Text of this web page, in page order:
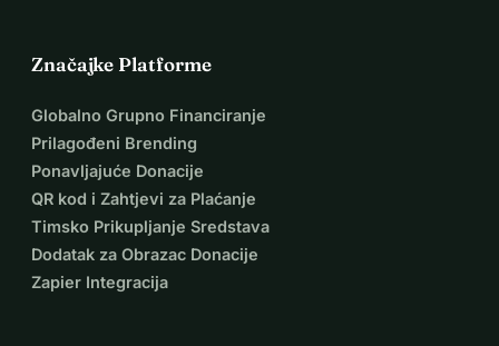
Značajke Platforme
Globalno Grupno Financiranje
Prilagođeni Brending
Ponavljajuće Donacije
QR kod i Zahtjevi za Plaćanje
Timsko Prikupljanje Sredstava
Dodatak za Obrazac Donacije
Zapier Integracija